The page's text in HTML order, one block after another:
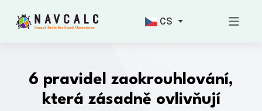
CS
6 pravidel zaokrouhlování,
která zásadně ovlivňují